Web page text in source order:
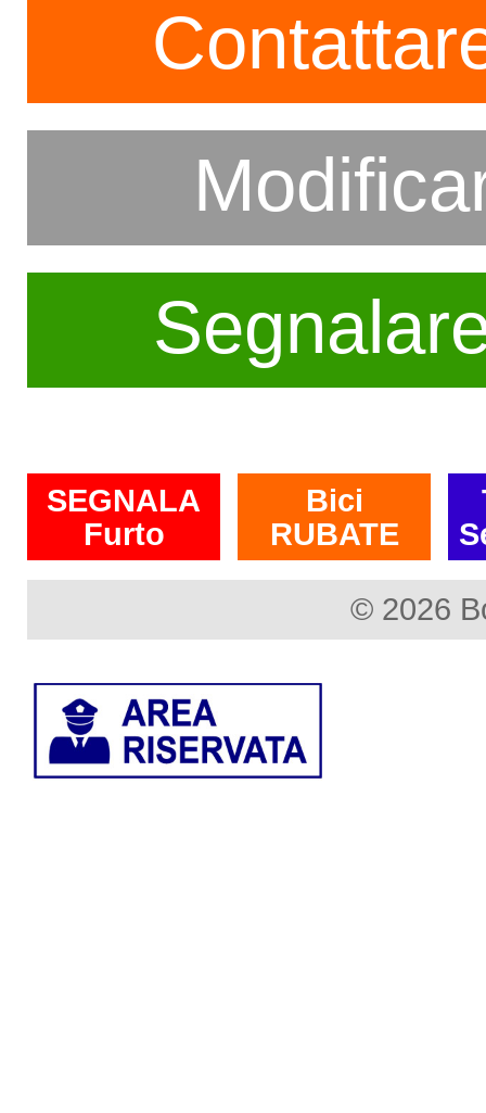
SEGNALA
Furto
Bici
RUBATE
© 2026